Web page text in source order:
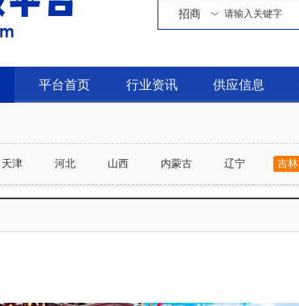
招商
平台首页 行业资讯 供应信息
天津 河北 山西 内蒙古 辽宁 吉林
湖北 湖南 广东 广西 海南 重庆市